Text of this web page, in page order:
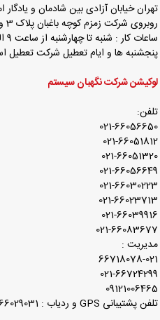
تهران خیابان آزادی بین شادمان و یادگار
روبروی شرکت زمزم کوچه باغبان پلاک 3 واحد 4
ساعات کار : شنبه تا چهارشنبه از ساعت 9 الی 18
پنجشنبه ها و ایام تعطیل شرکت تعطیل
لوکیشن شرکت نگهبان سیستم
تلفن:
021-66056650
021-66051812
021-66051320
021-66056649
021-66030223
021-66023713
021-66039916
021-66083677
مدیریت :
66718078-021
021-66724299
09121006465
تلفن پشتیبانی GPS و ردیاب : 66029031-021